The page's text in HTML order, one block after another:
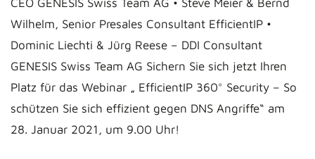
CEO GENESIS Swiss Team AG • Steve Meier & Bernd
Wilhelm, Senior Presales Consultant EfficientIP •
Dominic Liechti & Jürg Reese – DDI Consultant
GENESIS Swiss Team AG Sichern Sie sich jetzt Ihren
Platz für das Webinar „ EfficientIP 360° Security – So
schützen Sie sich effizient gegen DNS Angriffe“ am
28. Januar 2021, um 9.00 Uhr!